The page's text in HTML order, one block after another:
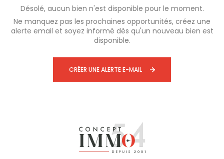
Désolé, aucun bien n'est disponible pour le moment.
Ne manquez pas les prochaines opportunités, créez une
alerte email et soyez informé dès qu'un nouveau bien est
disponible.
CRÉER UNE ALERTE E-MAIL